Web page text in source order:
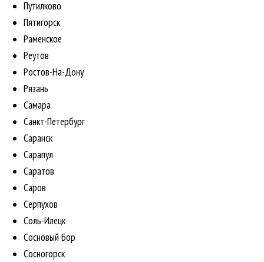
Путилково
Пятигорск
Раменское
Реутов
Ростов-На-Дону
Рязань
Самара
Санкт-Петербург
Саранск
Сарапул
Саратов
Саров
Серпухов
Соль-Илецк
Сосновый Бор
Сосногорск